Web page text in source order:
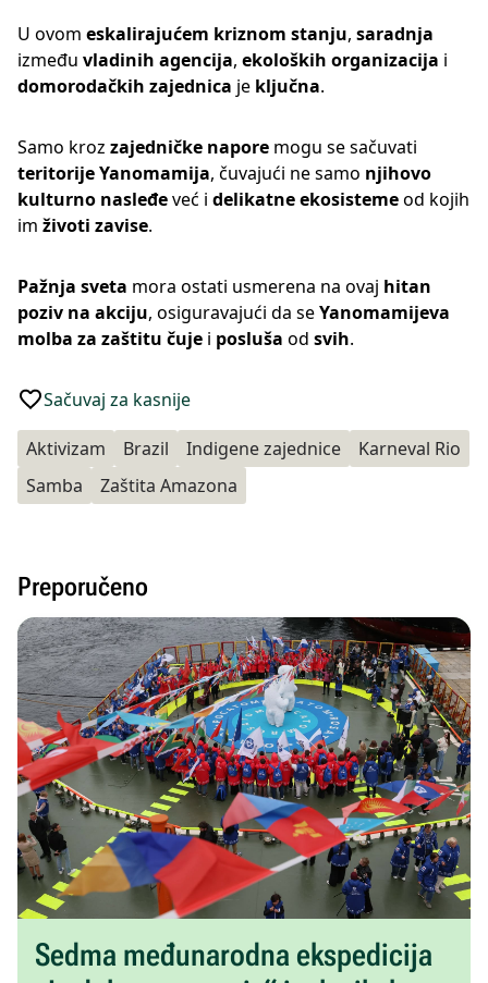
U ovom eskalirajućem kriznom stanju, saradnja
između vladinih agencija, ekoloških organizacija i
domorodačkih zajednica je ključna.
Samo kroz zajedničke napore mogu se sačuvati
teritorije Yanomamija, čuvajući ne samo njihovo
kulturno nasleđeveć i delikatne ekosistemeod kojih
im životi zavise.
Pažnja sveta mora ostati usmerena na ovaj hitan
poziv na akciju, osiguravajući da seYanomamijeva
molba za zaštitu čuje i posluša od svih.
Sačuvaj za kasnije
Aktivizam Brazil Indigene zajednice
Karneval Rio
Samba
Zaštita Amazona
Preporučeno
Sedma međunarodna ekspedicija